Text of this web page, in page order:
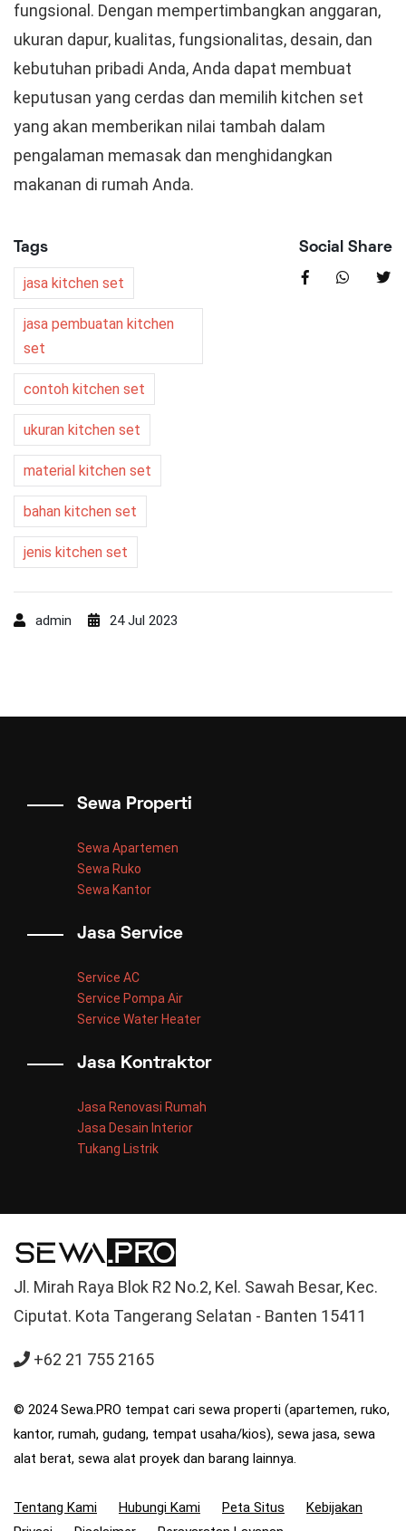
fungsional. Dengan mempertimbangkan anggaran,
ukuran dapur, kualitas, fungsionalitas, desain, dan
kebutuhan pribadi Anda, Anda dapat membuat
keputusan yang cerdas dan memilih kitchen set
yang akan memberikan nilai tambah dalam
pengalaman memasak dan menghidangkan
makanan di rumah Anda.
Tags
jasa kitchen set
jasa pembuatan kitchen
set
contoh kitchen set
ukuran kitchen set
material kitchen set
bahan kitchen set
jenis kitchen set
Social Share
admin 24 Jul 2023
Sewa Properti
Sewa Apartemen
Sewa Ruko
Sewa Kantor
Jasa Service
Service AC
Service Pompa Air
Service Water Heater
Jasa Kontraktor
Jasa Renovasi Rumah
Jasa Desain Interior
Tukang Listrik
Jl. Mirah Raya Blok R2 No.2, Kel. Sawah Besar, Kec.
Ciputat. Kota Tangerang Selatan - Banten 15411
+62 21 755 2165
© 2024 Sewa.PRO tempat cari sewa properti (apartemen, ruko,
kantor, rumah, gudang, tempat usaha/kios), sewa jasa, sewa
alat berat, sewa alat proyek dan barang lainnya.
Tentang Kami Hubungi Kami Peta Situs
Kebijakan